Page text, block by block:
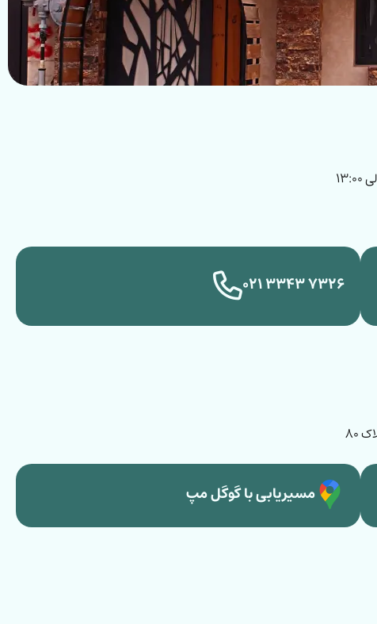
۷۳۲۶ ۳۳۴۳ ۰۲۱
مسیریابی با گوگل مپ